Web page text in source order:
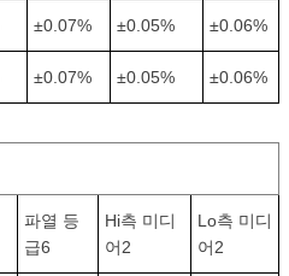
±0.07% ±0.05% ±0.06%
±0.07% ±0.05% ±0.06%
파열 등
급6
Hi측 미디
어2
Lo측 미디
어2